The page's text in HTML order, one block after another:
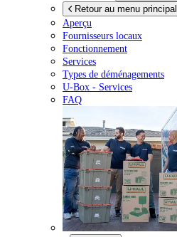
Retour au menu principal
Aperçu
Fournisseurs locaux
Fonctionnement
Services
Types de déménagements
U-Box - Services
FAQ